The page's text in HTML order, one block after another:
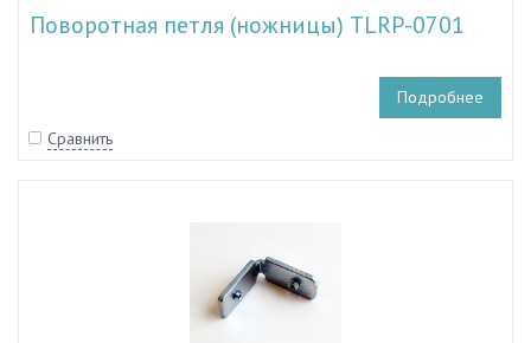
Поворотная петля (ножницы) TLRP-0701
Подробнее
Сравнить